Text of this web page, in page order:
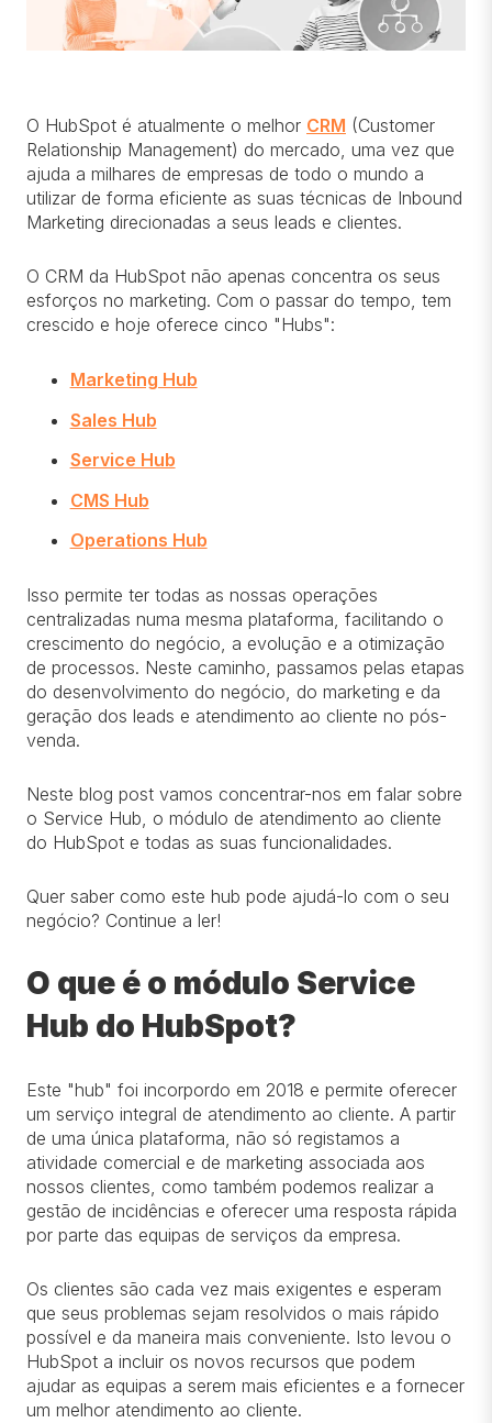
O HubSpot é atualmente o melhor CRM (Customer
Relationship Management) do mercado, uma vez que
ajuda a milhares de empresas de todo o mundo a
utilizar de forma eficiente as suas técnicas de Inbound
Marketing direcionadas a seus leads e clientes.
O CRM da HubSpot não apenas concentra os seus
esforços no marketing. Com o passar do tempo, tem
crescido e hoje oferece cinco "Hubs":
Marketing Hub
Sales Hub
Service Hub
CMS Hub
Operations Hub
Isso permite ter todas as nossas operações
centralizadas numa mesma plataforma, facilitando o
crescimento do negócio, a evolução e a otimização
de processos. Neste caminho, passamos pelas etapas
do desenvolvimento do negócio, do marketing e da
geração dos leads e atendimento ao cliente no pós-
venda.
Neste blog post vamos concentrar-nos em falar sobre
o Service Hub, o módulo de atendimento ao cliente
do HubSpot e todas as suas funcionalidades.
Quer saber como este hub pode ajudá-lo com o seu
negócio? Continue a ler!
O que é o módulo Service
Hub do HubSpot?
Este "hub" foi incorpordo em 2018 e permite oferecer
um serviço integral de atendimento ao cliente. A partir
de uma única plataforma, não só registamos a
atividade comercial e de marketing associada aos
nossos clientes, como também podemos realizar a
gestão de incidências e oferecer uma resposta rápida
por parte das equipas de serviços da empresa.
Os clientes são cada vez mais exigentes e esperam
que seus problemas sejam resolvidos o mais rápido
possível e da maneira mais conveniente. Isto levou o
HubSpot a incluir os novos recursos que podem
ajudar as equipas a serem mais eficientes e a fornecer
um melhor atendimento ao cliente.